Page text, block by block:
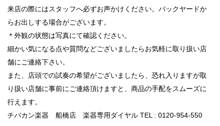
来店の際にはスタッフへ必ずお声かけください。バックヤードか
らお出しする場合がございます。
＊外観の状態は写真にて確認ください。
細かい気になる点や質問などございましたらお気軽に取り扱い店
舗にご連絡下さい。
また、店頭での試奏の希望がございましたら、恐れ入りますが取
り扱い店舗に事前にご連絡頂けますと、商品の手配をスムーズに
行えます。
チバカン楽器 船橋店 楽器専用ダイヤル TEL : 0120-954-550